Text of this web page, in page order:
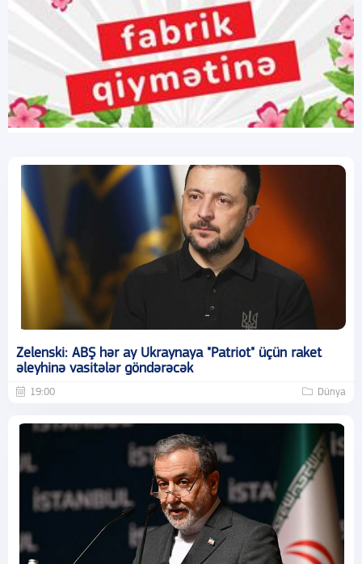
Zelenski: ABŞ hər ay Ukraynaya "Patriot" üçün raket
əleyhinə vasitələr göndərəcək
19:00 Dünya